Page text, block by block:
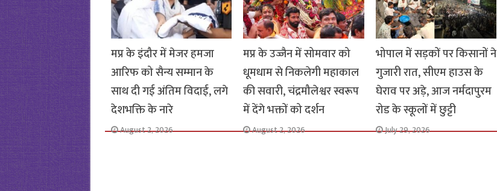
मप्र के इंदौर में मेजर हमजा
आरिफ को सैन्य सम्मान के
साथ दी गई अंतिम विदाई, लगे
देशभक्ति के नारे
August 2, 2026
मप्र के उज्जैन में सोमवार को
धूमधाम से निकलेगी महाकाल
की सवारी, चंद्रमौलेश्वर स्वरूप
में देंगे भक्तों को दर्शन
August 2, 2026
भोपाल में सड़कों पर किसानों ने
गुजारी रात, सीएम हाउस के
घेराव पर अड़े, आज नर्मदापुरम
रोड के स्कूलों में छुट्टी
July 29, 2026